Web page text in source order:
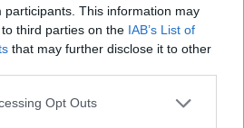
participants. This information may
third parties on the IAB’s List of
that may further disclose it to other
app uses one or more Google
Opt Outs